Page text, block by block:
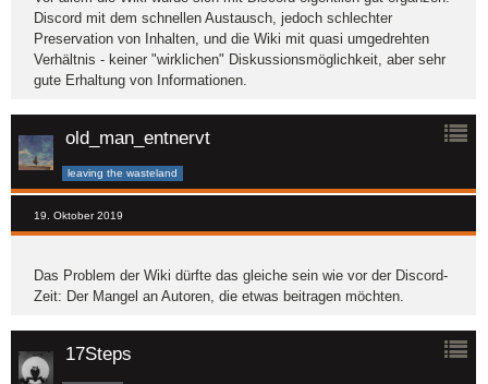
Discord mit dem schnellen Austausch, jedoch schlechter
Preservation von Inhalten, und die Wiki mit quasi umgedrehten
Verhältnis - keiner "wirklichen" Diskussionsmöglichkeit, aber sehr
gute Erhaltung von Informationen.
old_man_entnervt
leaving the wasteland
19. Oktober 2019
Das Problem der Wiki dürfte das gleiche sein wie vor der Discord-
Zeit: Der Mangel an Autoren, die etwas beitragen möchten.
17Steps